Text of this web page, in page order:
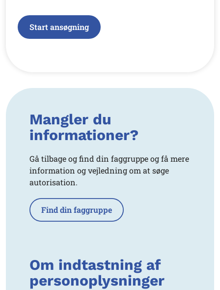
Start ansøgning
Mangler du
informationer?
Gå tilbage og find din faggruppe og få mere
information og vejledning om at søge
autorisation.
Find din faggruppe
Om indtastning af
personoplysninger